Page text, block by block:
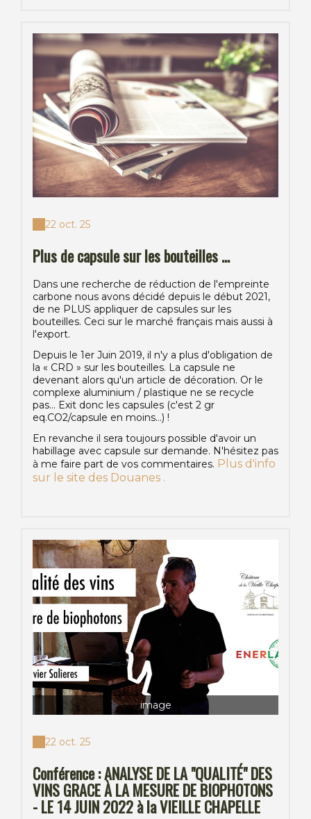
22 oct. 25
Plus de capsule sur les bouteilles ...
Dans une recherche de réduction de l'empreinte
carbone nous avons décidé depuis le début 2021,
de ne PLUS appliquer de capsules sur les
bouteilles. Ceci sur le marché français mais aussi à
l'export.
Depuis le 1er Juin 2019, il n'y a plus d'obligation de
la « CRD » sur les bouteilles. La capsule ne
devenant alors qu'un article de décoration. Or le
complexe aluminium / plastique ne se recycle
pas… Exit donc les capsules (c'est 2 gr
eq.CO2/capsule en moins…) !
En revanche il sera toujours possible d'avoir un
habillage avec capsule sur demande. N'hésitez pas
à me faire part de vos commentaires. Plus d'info
sur le site des Douanes .
image
22 oct. 25
Conférence : ANALYSE DE LA "QUALITÉ" DES
VINS GRACE À LA MESURE DE BIOPHOTONS
- LE 14 JUIN 2022 à la VIEILLE CHAPELLE